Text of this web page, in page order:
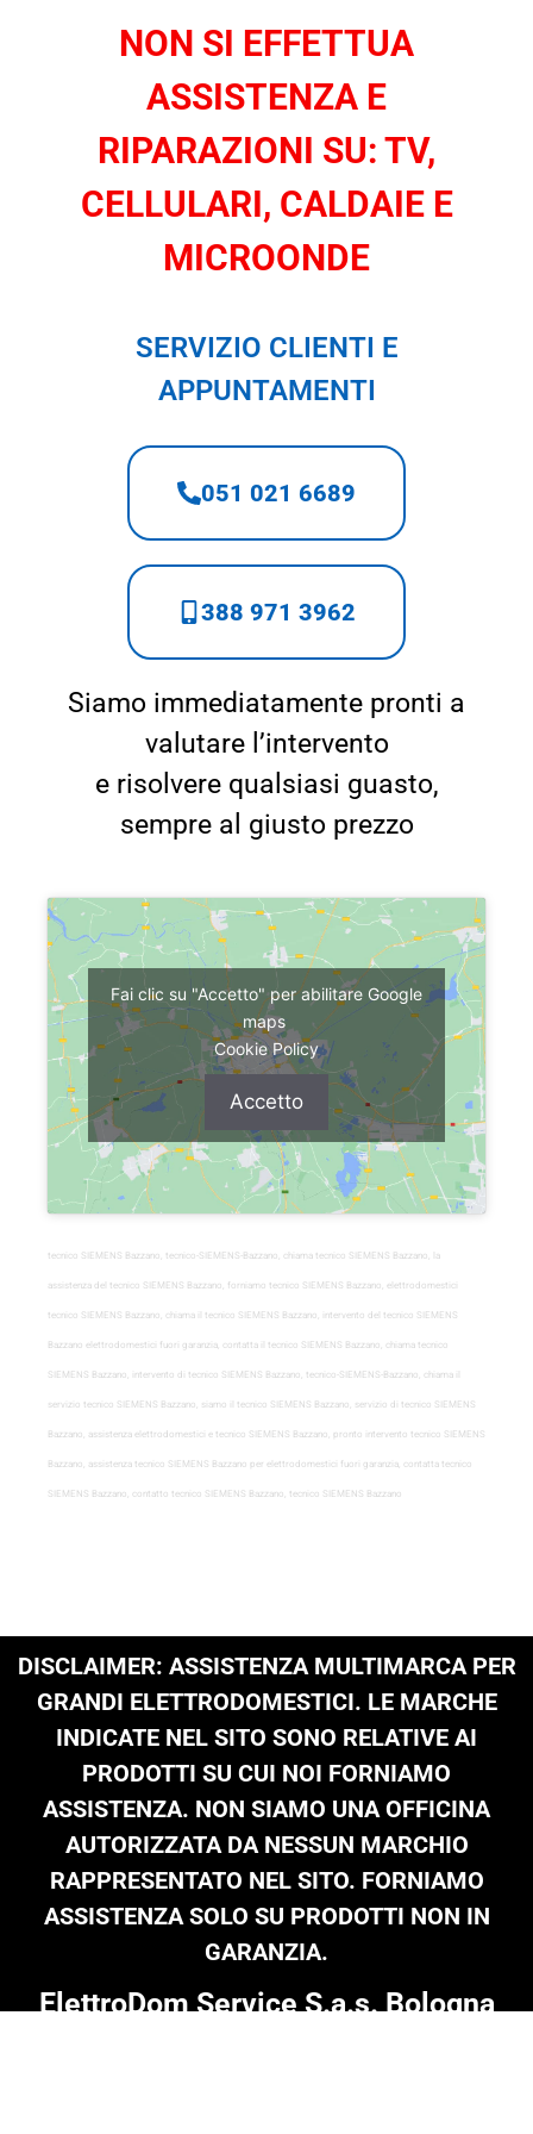
NON SI EFFETTUA
ASSISTENZA E
RIPARAZIONI SU: TV,
CELLULARI, CALDAIE E
MICROONDE
SERVIZIO CLIENTI E
APPUNTAMENTI
051 021 6689
388 971 3962
Siamo immediatamente pronti a
valutare l’intervento
e risolvere qualsiasi guasto,
sempre al giusto prezzo
Fai clic su "Accetto" per abilitare Google
maps
Cookie Policy
Accetto
tecnico SIEMENS Bazzano, tecnico-SIEMENS-Bazzano, chiama tecnico SIEMENS Bazzano, la
assistenza del tecnico SIEMENS Bazzano, forniamo tecnico SIEMENS Bazzano, elettrodomestici
tecnico SIEMENS Bazzano, chiama il tecnico SIEMENS Bazzano, intervento del tecnico SIEMENS
Bazzano elettrodomestici fuori garanzia, contatta il tecnico SIEMENS Bazzano, chiama tecnico
SIEMENS Bazzano, intervento di tecnico SIEMENS Bazzano, tecnico-SIEMENS-Bazzano, chiama il
servizio tecnico SIEMENS Bazzano, siamo il tecnico SIEMENS Bazzano, servizio di tecnico SIEMENS
Bazzano, assistenza elettrodomestici e tecnico SIEMENS Bazzano, pronto intervento tecnico SIEMENS
Bazzano, assistenza tecnico SIEMENS Bazzano per elettrodomestici fuori garanzia, contatta tecnico
SIEMENS Bazzano, contatto tecnico SIEMENS Bazzano, tecnico SIEMENS Bazzano
DISCLAIMER: ASSISTENZA MULTIMARCA PER
GRANDI ELETTRODOMESTICI. LE MARCHE
INDICATE NEL SITO SONO RELATIVE AI
PRODOTTI SU CUI NOI FORNIAMO
ASSISTENZA. NON SIAMO UNA OFFICINA
AUTORIZZATA DA NESSUN MARCHIO
RAPPRESENTATO NEL SITO. FORNIAMO
ASSISTENZA SOLO SU PRODOTTI NON IN
GARANZIA.
ElettroDom Service S.a.s. Bologna